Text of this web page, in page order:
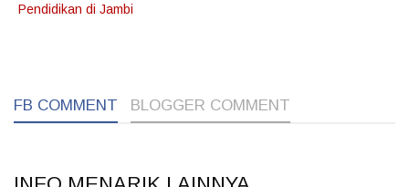
Pendidikan di Jambi
FB COMMENT BLOGGER COMMENT